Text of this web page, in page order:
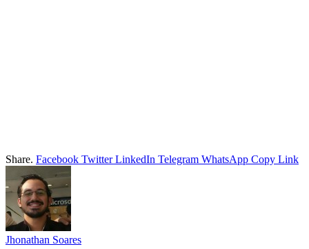
Share. Facebook Twitter LinkedIn Telegram WhatsApp Copy Link
Jhonathan Soares